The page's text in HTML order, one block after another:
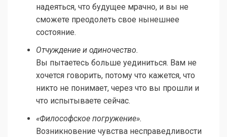
надеяться, что будущее мрачно, и вы не
сможете преодолеть свое нынешнее
состояние.
Отчуждение и одиночество.
Вы пытаетесь больше уединиться. Вам не
хочется говорить, потому что кажется, что
никто не понимает, через что вы прошли и
что испытываете сейчас.
«Философское погружение».
Возникновение чувства несправедливости